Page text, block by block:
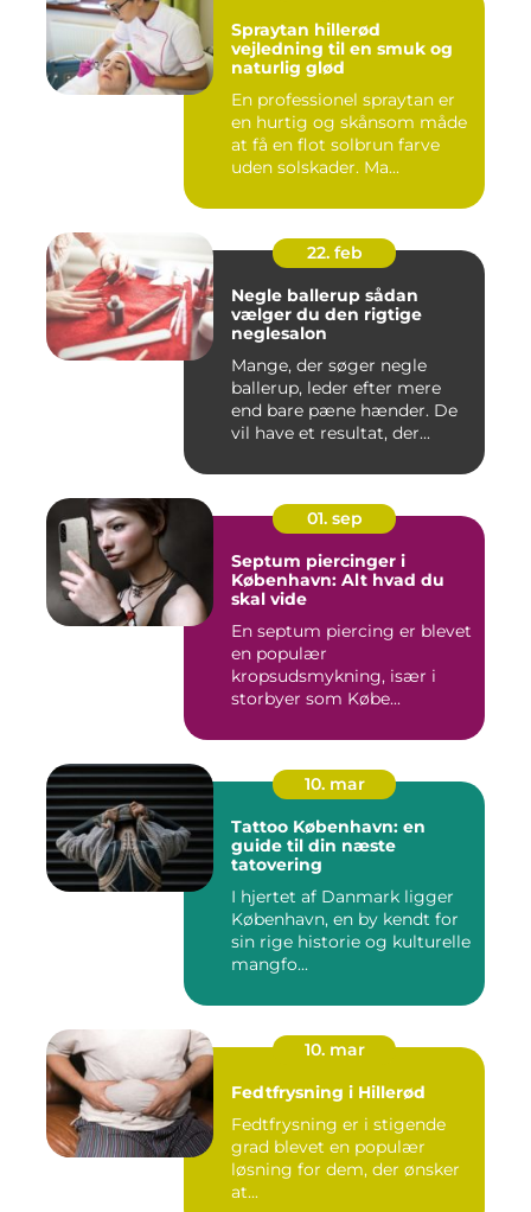
Spraytan hillerød
vejledning til en smuk og
naturlig glød
En professionel spraytan er
en hurtig og skånsom måde
at få en flot solbrun farve
uden solskader. Ma...
22. feb
Negle ballerup sådan
vælger du den rigtige
neglesalon
Mange, der søger negle
ballerup, leder efter mere
end bare pæne hænder. De
vil have et resultat, der...
01. sep
Septum piercinger i
København: Alt hvad du
skal vide
En septum piercing er blevet
en populær
kropsudsmykning, især i
storbyer som Købe...
10. mar
Tattoo København: en
guide til din næste
tatovering
I hjertet af Danmark ligger
København, en by kendt for
sin rige historie og kulturelle
mangfo...
10. mar
Fedtfrysning i Hillerød
Fedtfrysning er i stigende
grad blevet en populær
løsning for dem, der ønsker
at...